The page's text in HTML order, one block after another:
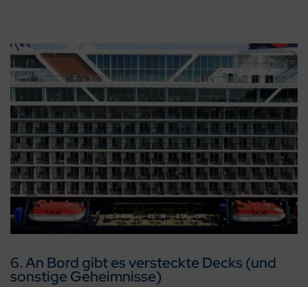
6. An Bord gibt es versteckte Decks (und
sonstige Geheimnisse)